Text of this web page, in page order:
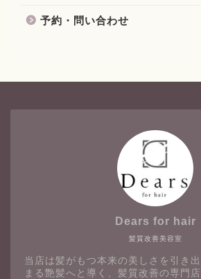
予約・問い合わせ
髪質改善美容室
Dears for hair
当店は髪がもつ本来の美しさを引き
まる艶髪へと導く、髪質改善の専門店